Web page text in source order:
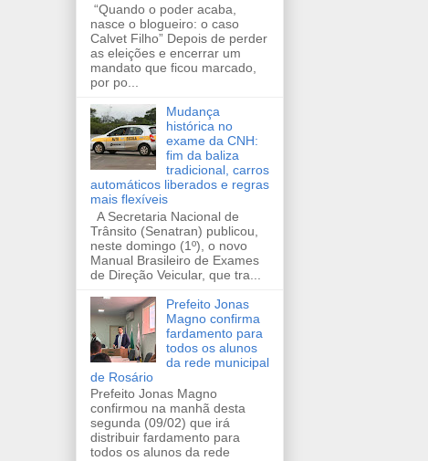
“Quando o poder acaba,
nasce o blogueiro: o caso
Calvet Filho” Depois de perder
as eleições e encerrar um
mandato que ficou marcado,
por po...
Mudança
histórica no
exame da CNH:
fim da baliza
tradicional, carros
automáticos liberados e regras
mais flexíveis
A Secretaria Nacional de
Trânsito (Senatran) publicou,
neste domingo (1º), o novo
Manual Brasileiro de Exames
de Direção Veicular, que tra...
Prefeito Jonas
Magno confirma
fardamento para
todos os alunos
da rede municipal
de Rosário
Prefeito Jonas Magno
confirmou na manhã desta
segunda (09/02) que irá
distribuir fardamento para
todos os alunos da rede